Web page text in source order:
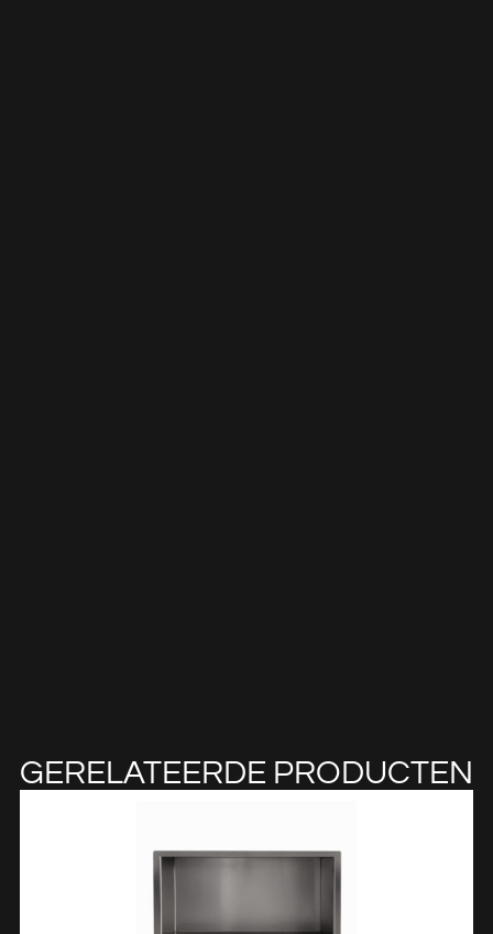
GERELATEERDE PRODUCTEN